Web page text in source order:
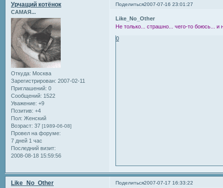
Поделиться2007-07-16 23:01:27
Урчащий котёнок
САМАЯ...
Откуда: Москва
Зарегистрирован: 2007-02-11
Приглашений: 0
Сообщений: 1522
Уважение: +9
Позитив: +4
Пол: Женский
Возраст: 37 [1989-06-08]
Провел на форуме:
7 дней 1 час
Последний визит:
2008-08-18 15:59:56
Like_No_Other
Не только... страшно... чего-то боюсь... и
0
Поделиться2007-07-17 16:33:22
Like_No_Other